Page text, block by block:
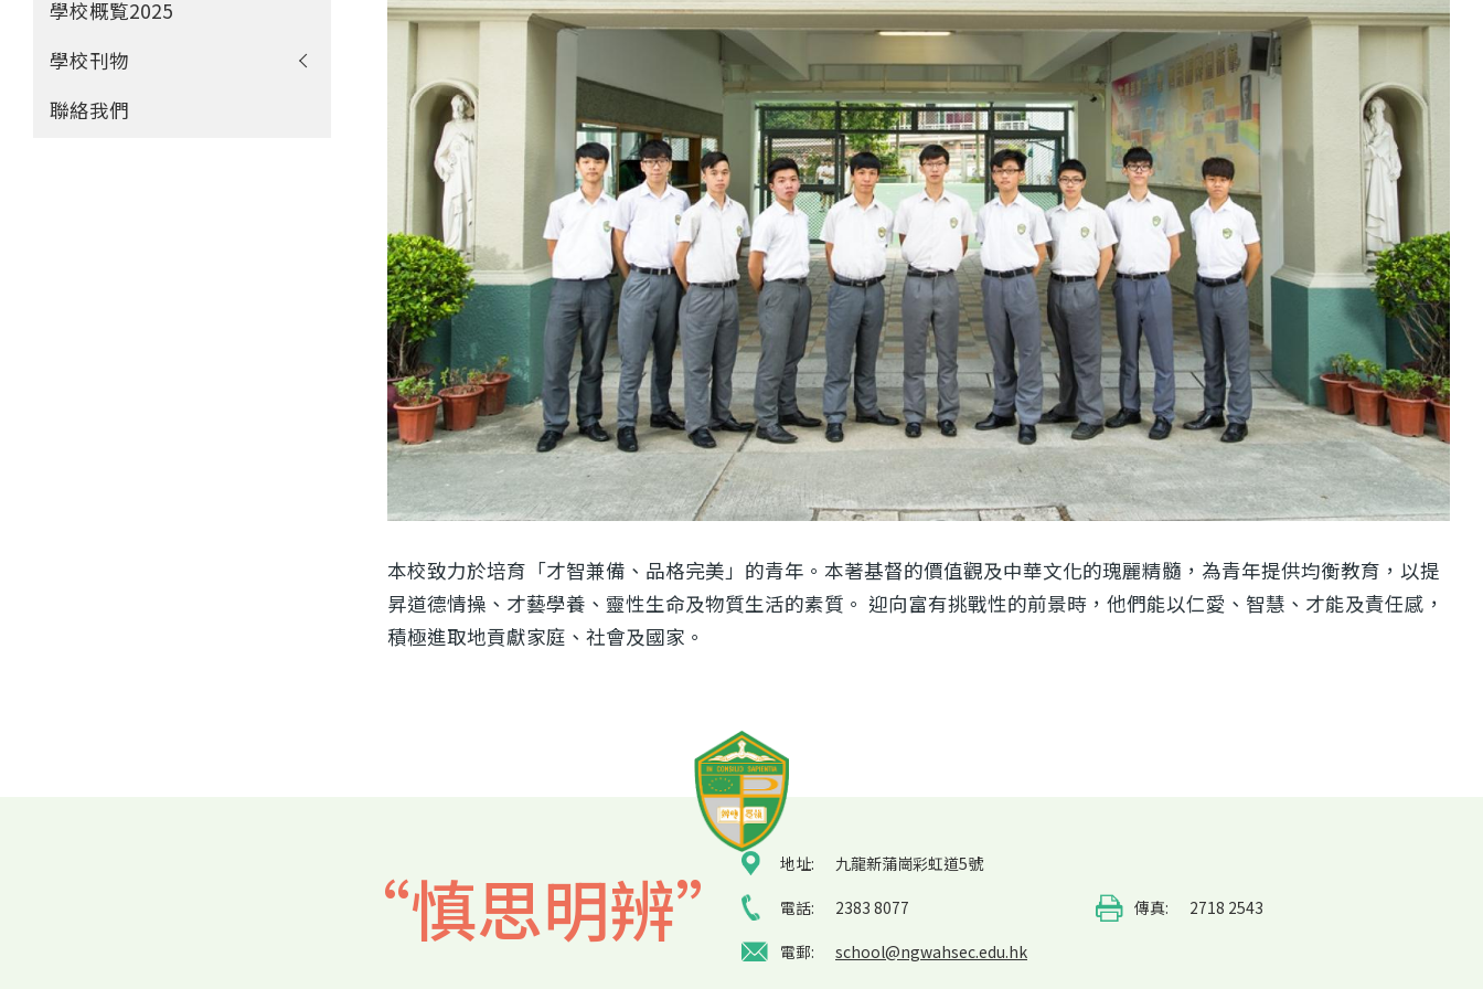
本校致力於培育「才智兼備、品格完美」的青年。本著基督的價值觀及中華文化的瑰麗精髓，為青年提供均衡教育，以提
昇道德情操、才藝學養、靈性生命及物質生活的素質。 迎向富有挑戰性的前景時，他們能以仁愛、智慧、才能及責任感，
積極進取地貢獻家庭、社會及國家。
學校概覧2025
學校刊物
聯絡我們
“慎思明辨” 地址:
九龍新蒲崗彩虹道5號
電話:
2383 8077 傳真:
2718 2543
電郵:
school@ngwahsec.edu.hk